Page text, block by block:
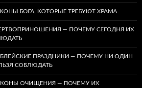
БОГА, КОТОРЫЕ ТРЕБУЮТ ХРАМА
— ПОЧЕМУ СЕГОДНЯ ИХ
ПРАЗДНИКИ — ПОЧЕМУ НИ ОДИН
СОБЛЮДАТЬ
ОЧИЩЕНИЯ — ПОЧЕМУ ИХ